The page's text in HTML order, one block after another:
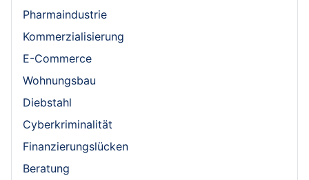
Pharmaindustrie
Kommerzialisierung
E-Commerce
Wohnungsbau
Diebstahl
Cyberkriminalität
Finanzierungslücken
Beratung